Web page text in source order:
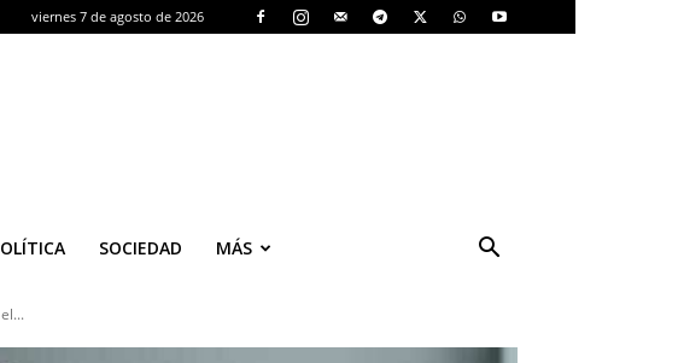
viernes 7 de agosto de 2026
SOCIEDAD MÁS